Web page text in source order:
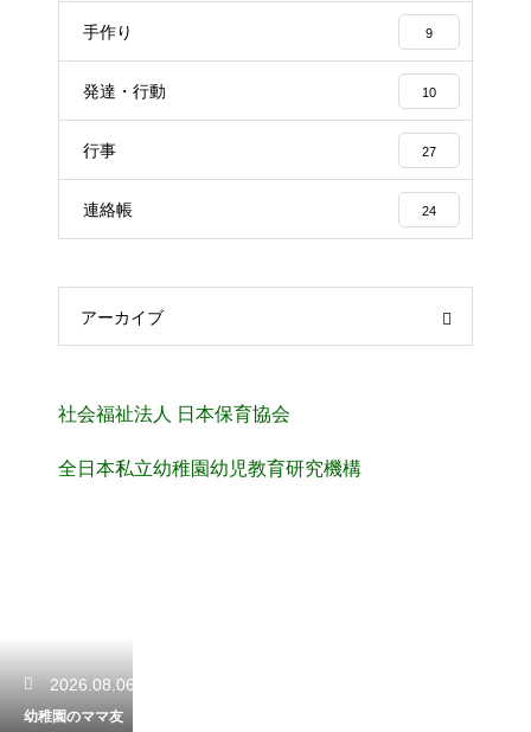
手作り 9
発達・行動 10
行事 27
連絡帳 24
アーカイブ
社会福祉法人 日本保育協会
全日本私立幼稚園幼児教育研究機構
2026.08.06
幼稚園のママ友